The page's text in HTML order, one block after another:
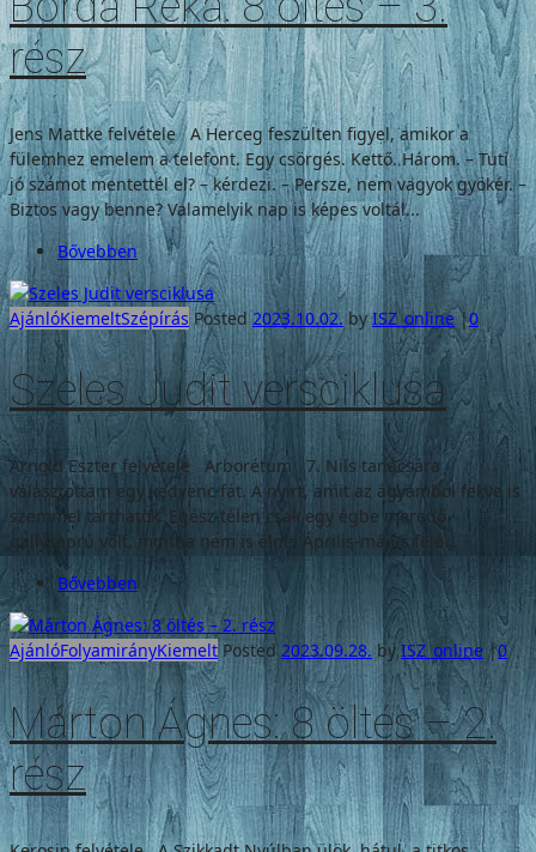
rész
Jens Mattke felvétele A Herceg feszülten figyel, amikor a
fülemhez emelem a telefont. Egy csörgés. Kettő. Három. – Tuti
jó számot mentettél el? – kérdezi. – Persze, nem vagyok gyökér. –
Biztos vagy benne? Valamelyik nap is képes voltál...
Bővebben
AjánlóKiemeltSzépírás Posted 2023.10.02. byISZ_online |0
Szeles Judit versciklusa
Arnold Eszter felvétele Arborétum 7. Nils tanácsára
választottam egy kedvenc fát. A nyírt, amit az ágyamból fekve is
szemmel tarthatok. Egész télen csak egy égbe meredő
gallyseprű volt, mintha nem is élne. Április-május felé...
Bővebben
AjánlóFolyamirányKiemeltPosted 2023.09.28. byISZ_online |0
Márton Ágnes: 8 öltés – 2.
rész